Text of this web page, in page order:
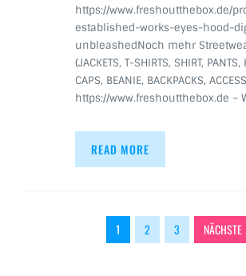
https://www.freshoutthebox.de/
established-works-eyes-hood-
unbleashedNoch mehr
(JACKETS, T-SHIRTS, SHIRT, PANTS,
CAPS, BEANIE, BACKPACKS,
https://www.freshoutthebox.de –
READ MORE
Beitragsnavigation
1 2 3 NÄCHSTE